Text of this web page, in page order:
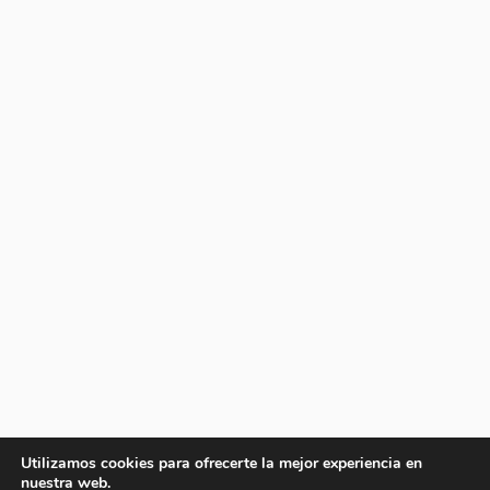
Utilizamos cookies para ofrecerte la mejor experiencia en
nuestra web.